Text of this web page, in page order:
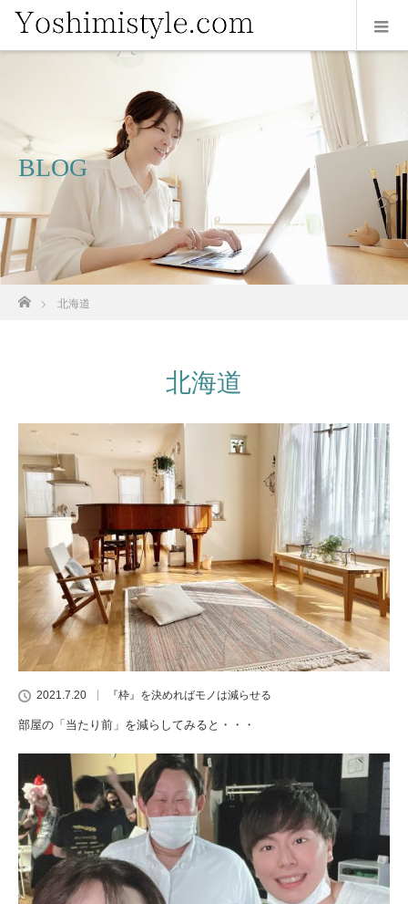
BLOG
ホーム
北海道
北海道
2021.7.20 『枠』を決めればモノは減らせる
部屋の「当たり前」を減らしてみると・・・